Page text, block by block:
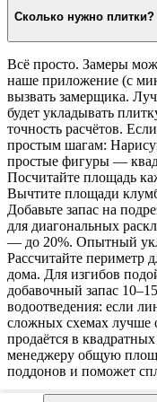
Сколько нужно
Всё просто. Замеры
наше приложение (с
вызвать замерщика.
будет укладывать
точность расчётов.
простым шагам:
простые фигуры —
Посчитайте площадь
Вычтите площади
Добавьте запас на
для диагональных
— до 20%. Опытный
Рассчитайте периметр
дома. Для изгибов
добавочный запас
водоотведения: если
сложных схемах лучше
продаётся в
менеджеру общую
поддонов и поможет